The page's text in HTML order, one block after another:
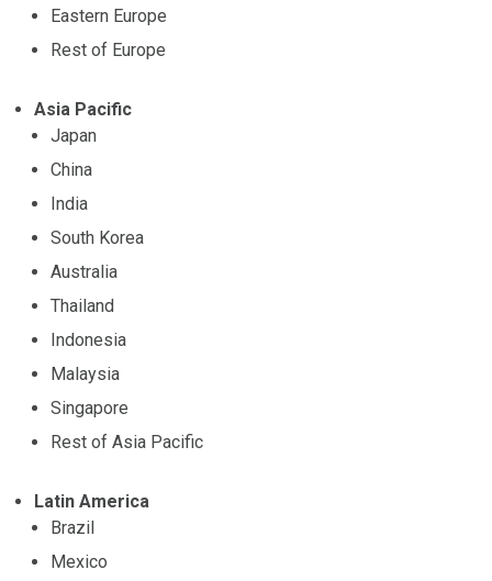
Eastern Europe
Rest of Europe
Asia Pacific
Japan
China
India
South Korea
Australia
Thailand
Indonesia
Malaysia
Singapore
Rest of Asia Pacific
Latin America
Brazil
Mexico